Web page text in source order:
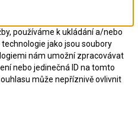
používáme k ukládání a/nebo
jako jsou soubory
nám umožní zpracovávat
nebo jedinečná ID na tomto
může nepříznivě ovlivnit